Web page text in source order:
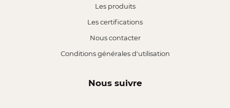
Les produits
Les certifications
Nous contacter
Conditions générales d'utilisation
Nous suivre